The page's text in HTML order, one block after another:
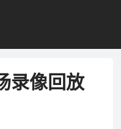
录像回放